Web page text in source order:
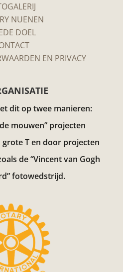
NUENEN
DOEL
EN PRIVACY
dit op twee manieren:
mouwen” projecten
grote T en door projecten
de “Vincent van Gogh
fotowedstrijd.